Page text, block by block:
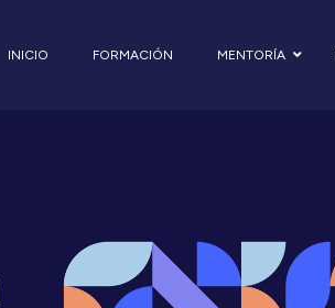
INICIO FORMACIÓN MENTORÍA